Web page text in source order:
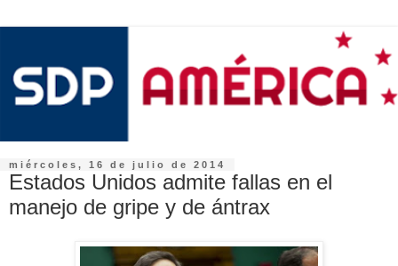
miércoles, 16 de julio de 2014
Estados Unidos admite fallas en el
manejo de gripe y de ántrax